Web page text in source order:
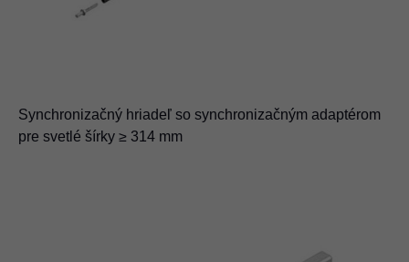
Synchronizačný hriadeľ so synchronizačným adaptérom
pre svetlé šírky ≥ 314 mm